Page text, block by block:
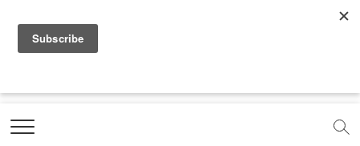
a
e
b
o
t
.
o
e
t
t
Marketing Oops!
DIGITAL | CREATIVE | ADVERTISING | CAMPAIGN |